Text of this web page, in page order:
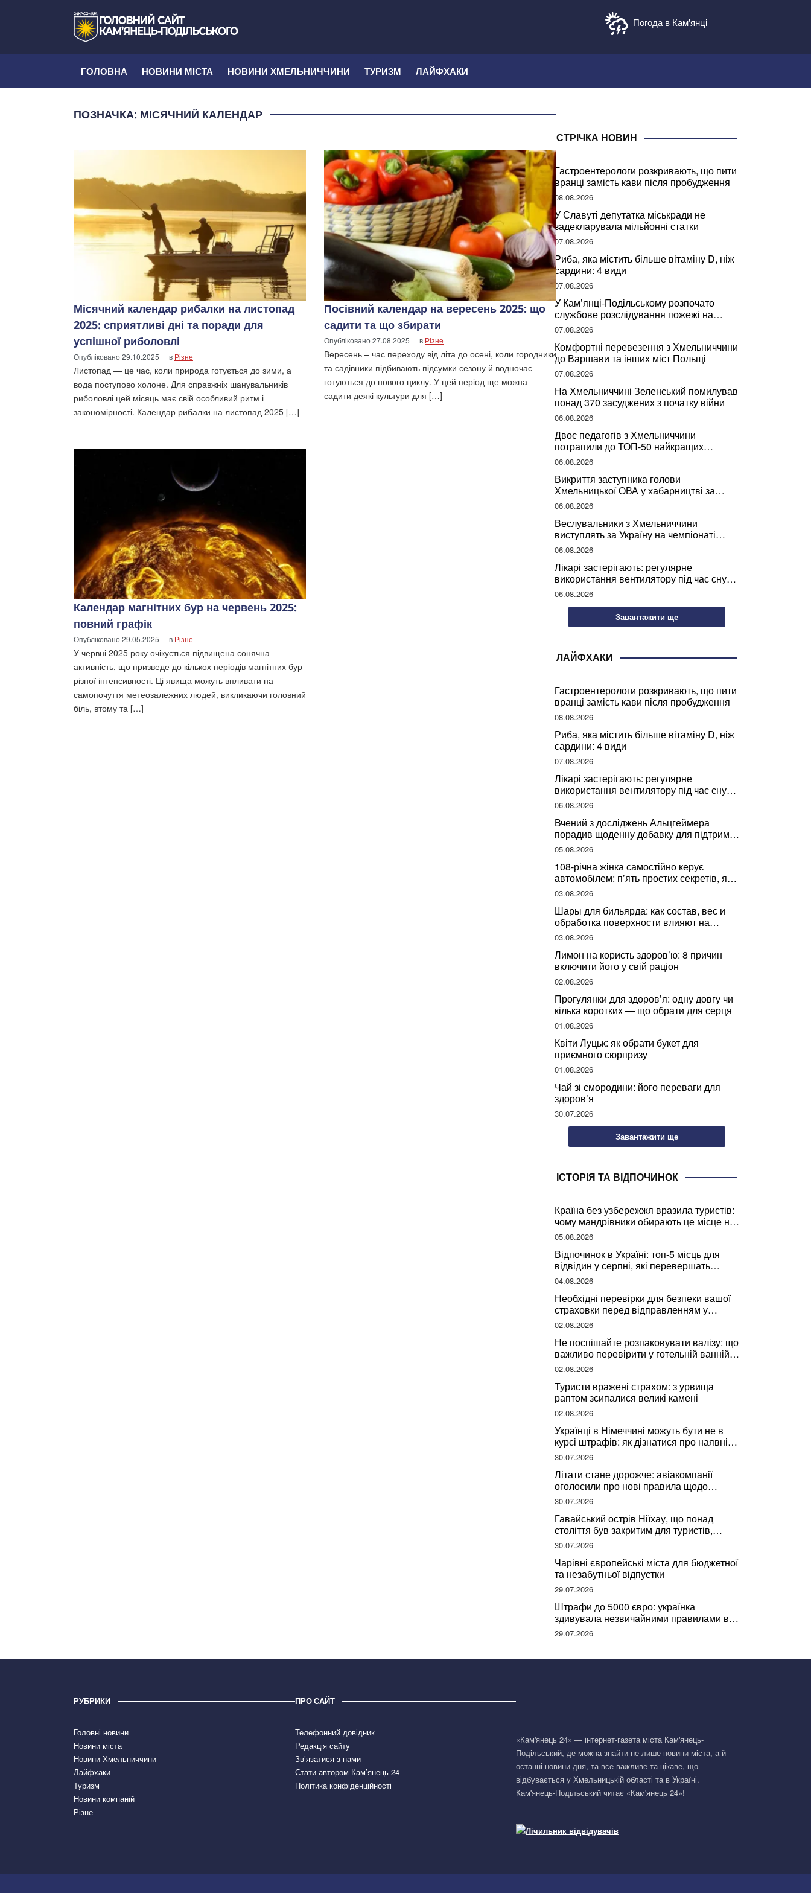
Погода в Кам'янці
ГОЛОВНА НОВИНИ МІСТА НОВИНИ ХМЕЛЬНИЧЧИНИ ТУРИЗМ ЛАЙФХАКИ
ПОЗНАЧКА: МІСЯЧНИЙ КАЛЕНДАР
Місячний календар рибалки на листопад
2025: сприятливі дні та поради для
успішної риболовлі
Опубліковано29.10.2025 в Різне
Листопад — це час, коли природа готується до зими, а
вода поступово холоне. Для справжніх шанувальників
риболовлі цей місяць має свій особливий ритм і
закономірності. Календар рибалки на листопад 2025 […]
Посівний календар на вересень 2025: що
садити та що збирати
Опубліковано27.08.2025 в Різне
Вересень – час переходу від літа до осені, коли городники
та садівники підбивають підсумки сезону й водночас
готуються до нового циклу. У цей період ще можна
садити деякі культури для […]
Календар магнітних бур на червень 2025:
повний графік
Опубліковано29.05.2025 в Різне
У червні 2025 року очікується підвищена сонячна
активність, що призведе до кількох періодів магнітних бур
різної інтенсивності. Ці явища можуть впливати на
самопочуття метеозалежних людей, викликаючи головний
біль, втому та […]
СТРІЧКА НОВИН
Гастроентерологи розкривають, що пити
вранці замість кави після пробудження
08.08.2026
У Славуті депутатка міськради не
задекларувала мільйонні статки
07.08.2026
Риба, яка містить більше вітаміну D, ніж
сардини: 4 види
07.08.2026
У Кам’янці-Подільському розпочато
службове розслідування пожежі на
сміттєзвалищі
07.08.2026
Комфортні перевезення з Хмельниччини
до Варшави та інших міст Польщі
07.08.2026
На Хмельниччині Зеленський помилував
понад 370 засуджених з початку війни
06.08.2026
Двоє педагогів з Хмельниччини
потрапили до ТОП-50 найкращих
учителів України
06.08.2026
Викриття заступника голови
Хмельницької ОВА у хабарництві за
підписання контрактів на ремонт доріг
06.08.2026
Веслувальники з Хмельниччини
виступлять за Україну на чемпіонаті
світу
06.08.2026
Лікарі застерігають: регулярне
використання вентилятору під час сну
може негативно вплинути на ваше
здоров’я
06.08.2026
Завантажити ще
ЛАЙФХАКИ
Гастроентерологи розкривають, що пити
вранці замість кави після пробудження
08.08.2026
Риба, яка містить більше вітаміну D, ніж
сардини: 4 види
07.08.2026
Лікарі застерігають: регулярне
використання вентилятору під час сну
може негативно вплинути на ваше
здоров’я
06.08.2026
Вчений з досліджень Альцгеймера
порадив щоденну добавку для підтримки
мозкової діяльності
05.08.2026
108-річна жінка самостійно керує
автомобілем: п’ять простих секретів, які
допомогли їй дожити до століття
03.08.2026
Шары для бильярда: как состав, вес и
обработка поверхности влияют на
динамику игры
03.08.2026
Лимон на користь здоров’ю: 8 причин
включити його у свій раціон
02.08.2026
Прогулянки для здоров’я: одну довгу чи
кілька коротких — що обрати для серця
01.08.2026
Квіти Луцьк: як обрати букет для
приємного сюрпризу
01.08.2026
Чай зі смородини: його переваги для
здоров’я
30.07.2026
Завантажити ще
ІСТОРІЯ ТА ВІДПОЧИНОК
Країна без узбережжя вразила туристів:
чому мандрівники обирають це місце на
відпочинок
05.08.2026
Відпочинок в Україні: топ-5 місць для
відвідин у серпні, які перевершать
закордонні враження
04.08.2026
Необхідні перевірки для безпеки вашої
страховки перед відправленням у
подорож
02.08.2026
Не поспішайте розпаковувати валізу: що
важливо перевірити у готельній ванній
за словами досвідченої мандрівниці
02.08.2026
Туристи вражені страхом: з урвища
раптом зсипалися великі камені
02.08.2026
Українці в Німеччині можуть бути не в
курсі штрафів: як дізнатися про наявні
борги
30.07.2026
Літати стане дорожче: авіакомпанії
оголосили про нові правила щодо
вибору місць
30.07.2026
Гавайський острів Ніїхау, що понад
століття був закритим для туристів,
починає приймати перших відвідувачів
30.07.2026
Чарівні європейські міста для бюджетної
та незабутньої відпустки
29.07.2026
Штрафи до 5000 євро: українка
здивувала незвичайними правилами в
Німеччині та поділилася правдою
29.07.2026
РУБРИКИ
Головні новини
Новини міста
Новини Хмельниччини
Лайфхаки
Туризм
Новини компаній
Різне
ПРО САЙТ
Телефонний довідник
Редакція сайту
Зв’язатися з нами
Стати автором Кам’янець 24
Політика конфіденційності
«Кам'янець 24» — інтернет-газета міста Кам'янець-
Подільський, де можна знайти не лише новини міста, а й
останні новини дня, та все важливе та цікаве, що
відбувається у Хмельницькій області та в Україні.
Кам'янець-Подільський читає «Кам'янець 24»!